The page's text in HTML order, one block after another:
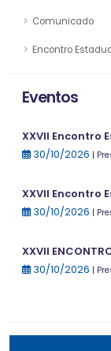
Comunicado
Encontro
Eventos
XXVII Encontro
30/10/2026 |
XXVII Encontro
30/10/2026 |
XXVII
30/10/2026 |